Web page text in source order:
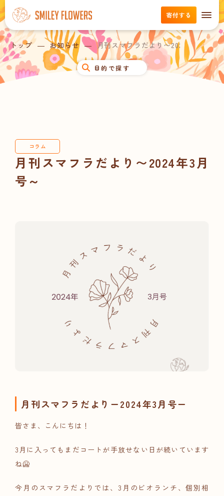
寄付する
目的で探す
トップ お知らせ 月刊スマフラだより〜2024年3月号～
コラム
月刊スマフラだより〜2024年3月
号～
月刊スマフラだよりー2024年3月号ー
皆さま、こんにちは！
3月に入ってもまだコートが手放せない日が続いています
ね🥶
今月のスマフラだよりでは、 3月のビオランチ 、個別相